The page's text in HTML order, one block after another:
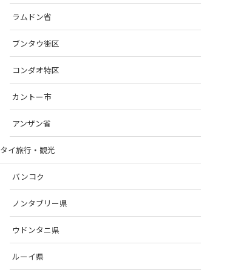
ラムドン省
ブンタウ街区
コンダオ特区
カントー市
アンザン省
タイ旅行・観光
バンコク
ノンタブリー県
ウドンタニ県
ルーイ県